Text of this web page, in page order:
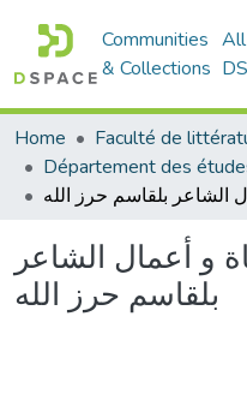
Communities
& Collections
Home
و أعمال الشاعر
بلقاسم حرز الله